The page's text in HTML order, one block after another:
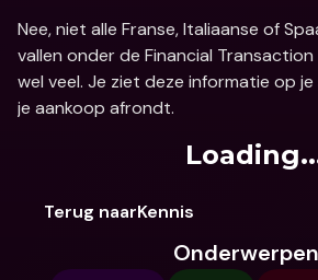
Nee, niet alle Franse, Italiaanse of
vallen onder de Financial
wel veel. Je ziet deze informatie op
je aankoop afrondt.
Terug naarKennis
Onderwerpen